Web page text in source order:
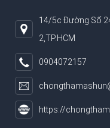
14/5c Đường Số
2,TP.HCM
0904072157
https://